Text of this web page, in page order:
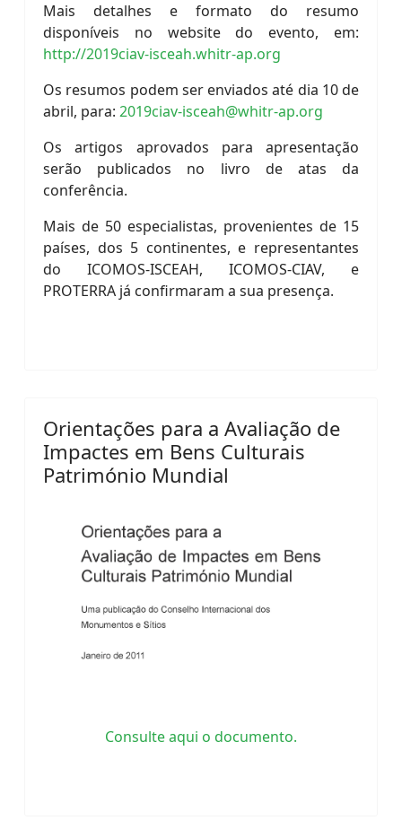
Mais detalhes e formato do resumo
disponíveis no website do evento, em:
http://2019ciav-isceah.whitr-ap.org
Os resumos podem ser enviados até dia 10 de
abril, para: 2019ciav-isceah@whitr-ap.org
Os artigos aprovados para apresentação
serão publicados no livro de atas da
conferência.
Mais de 50 especialistas, provenientes de 15
países, dos 5 continentes, e representantes
do ICOMOS-ISCEAH, ICOMOS-CIAV, e
PROTERRA já confirmaram a sua presença.
Orientações para a Avaliação de
Impactes em Bens Culturais
Património Mundial
Consulte aqui o documento.